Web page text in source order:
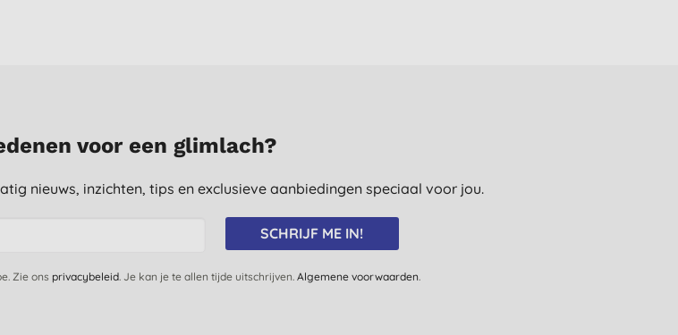
voor een glimlach?
nieuws, inzichten, tips en exclusieve aanbiedingen speciaal voor jou.
SCHRIJF ME IN!
Zie ons privacybeleid. Je kan je te allen tijde uitschrijven. Algemene voorwaarden.